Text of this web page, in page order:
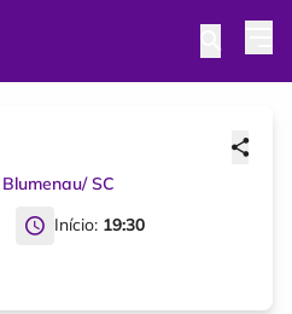
Blumenau/SC
Início: 19:30